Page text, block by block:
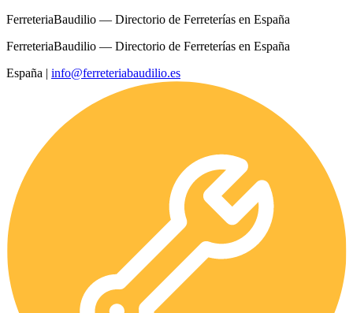
FerreteriaBaudilio — Directorio de Ferreterías en España
FerreteriaBaudilio — Directorio de Ferreterías en España
España | info@ferreteriabaudilio.es